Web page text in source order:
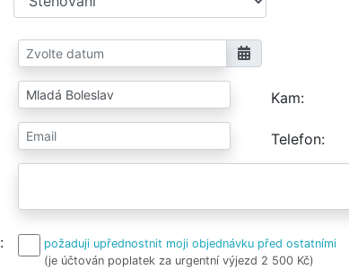
Kam
Telefon
požaduji upřednostnit moji objednávku před ostatními
(je účtován poplatek za urgentní výjezd 2 500 Kč)